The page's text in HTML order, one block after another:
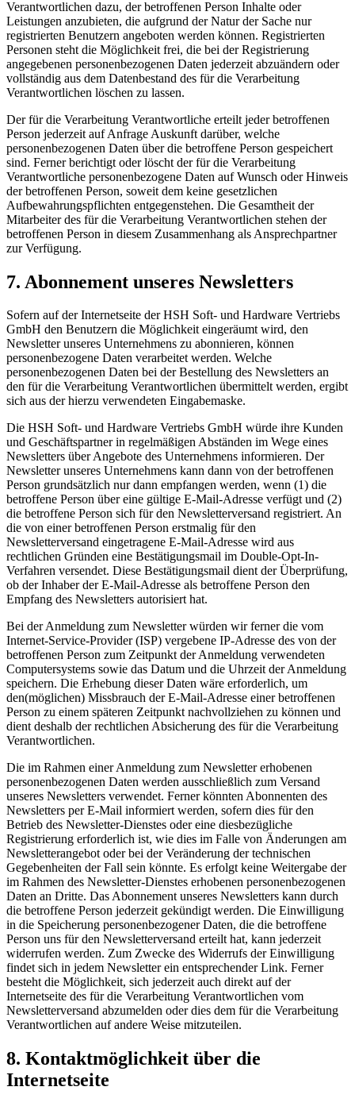
Verantwortlichen dazu, der betroffenen Person Inhalte oder
Leistungen anzubieten, die aufgrund der Natur der Sache nur
registrierten Benutzern angeboten werden können. Registrierten
Personen steht die Möglichkeit frei, die bei der Registrierung
angegebenen personenbezogenen Daten jederzeit abzuändern oder
vollständig aus dem Datenbestand des für die Verarbeitung
Verantwortlichen löschen zu lassen.
Der für die Verarbeitung Verantwortliche erteilt jeder betroffenen
Person jederzeit auf Anfrage Auskunft darüber, welche
personenbezogenen Daten über die betroffene Person gespeichert
sind. Ferner berichtigt oder löscht der für die Verarbeitung
Verantwortliche personenbezogene Daten auf Wunsch oder Hinweis
der betroffenen Person, soweit dem keine gesetzlichen
Aufbewahrungspflichten entgegenstehen. Die Gesamtheit der
Mitarbeiter des für die Verarbeitung Verantwortlichen stehen der
betroffenen Person in diesem Zusammenhang als Ansprechpartner
zur Verfügung.
7. Abonnement unseres Newsletters
Sofern auf der Internetseite der HSH Soft- und Hardware Vertriebs
GmbH den Benutzern die Möglichkeit eingeräumt wird, den
Newsletter unseres Unternehmens zu abonnieren, können
personenbezogene Daten verarbeitet werden. Welche
personenbezogenen Daten bei der Bestellung des Newsletters an
den für die Verarbeitung Verantwortlichen übermittelt werden, ergibt
sich aus der hierzu verwendeten Eingabemaske.
Die HSH Soft- und Hardware Vertriebs GmbH würde ihre Kunden
und Geschäftspartner in regelmäßigen Abständen im Wege eines
Newsletters über Angebote des Unternehmens informieren. Der
Newsletter unseres Unternehmens kann dann von der betroffenen
Person grundsätzlich nur dann empfangen werden, wenn (1) die
betroffene Person über eine gültige E-Mail-Adresse verfügt und (2)
die betroffene Person sich für den Newsletterversand registriert. An
die von einer betroffenen Person erstmalig für den
Newsletterversand eingetragene E-Mail-Adresse wird aus
rechtlichen Gründen eine Bestätigungsmail im Double-Opt-In-
Verfahren versendet. Diese Bestätigungsmail dient der Überprüfung,
ob der Inhaber der E-Mail-Adresse als betroffene Person den
Empfang des Newsletters autorisiert hat.
Bei der Anmeldung zum Newsletter würden wir ferner die vom
Internet-Service-Provider (ISP) vergebene IP-Adresse des von der
betroffenen Person zum Zeitpunkt der Anmeldung verwendeten
Computersystems sowie das Datum und die Uhrzeit der Anmeldung
speichern. Die Erhebung dieser Daten wäre erforderlich, um
den(möglichen) Missbrauch der E-Mail-Adresse einer betroffenen
Person zu einem späteren Zeitpunkt nachvollziehen zu können und
dient deshalb der rechtlichen Absicherung des für die Verarbeitung
Verantwortlichen.
Die im Rahmen einer Anmeldung zum Newsletter erhobenen
personenbezogenen Daten werden ausschließlich zum Versand
unseres Newsletters verwendet. Ferner könnten Abonnenten des
Newsletters per E-Mail informiert werden, sofern dies für den
Betrieb des Newsletter-Dienstes oder eine diesbezügliche
Registrierung erforderlich ist, wie dies im Falle von Änderungen am
Newsletterangebot oder bei der Veränderung der technischen
Gegebenheiten der Fall sein könnte. Es erfolgt keine Weitergabe der
im Rahmen des Newsletter-Dienstes erhobenen personenbezogenen
Daten an Dritte. Das Abonnement unseres Newsletters kann durch
die betroffene Person jederzeit gekündigt werden. Die Einwilligung
in die Speicherung personenbezogener Daten, die die betroffene
Person uns für den Newsletterversand erteilt hat, kann jederzeit
widerrufen werden. Zum Zwecke des Widerrufs der Einwilligung
findet sich in jedem Newsletter ein entsprechender Link. Ferner
besteht die Möglichkeit, sich jederzeit auch direkt auf der
Internetseite des für die Verarbeitung Verantwortlichen vom
Newsletterversand abzumelden oder dies dem für die Verarbeitung
Verantwortlichen auf andere Weise mitzuteilen.
8. Kontaktmöglichkeit über die
Internetseite